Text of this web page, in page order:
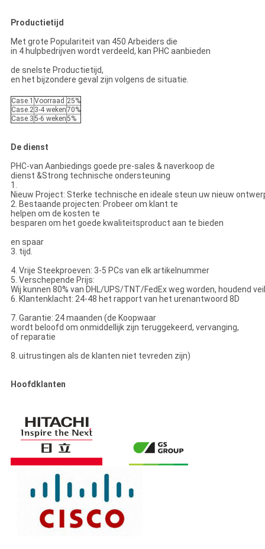
Productietijd
Met grote Populariteit van 450 Arbeiders die
in 4 hulpbedrijven wordt verdeeld, kan PHC aanbieden
de snelste Productietijd,
en het bijzondere geval zijn volgens de situatie.
Case.1 Voorraad 25%
Case.23-4 weken70%
Case.35-6 weken5%
De dienst
PHC-van Aanbiedings goede pre-sales & naverkoop de
dienst &Strong technische ondersteuning
1.
Nieuw Project: Sterke technische en ideale steun uw nieuw
2. Bestaande projecten: Probeer om klant te
helpen om de kosten te
besparen om het goede kwaliteitsproduct aan te bieden
en spaar
3. tijd.
4. Vrije Steekproeven: 3-5 PCs van elk artikelnummer
5. Verschepende Prijs:
Wij kunnen 80% van DHL/UPS/TNT/FedEx weg worden, houdend
6. Klantenklacht: 24-48 het rapport van het urenantwoord 8D
7. Garantie: 24 maanden (de Koopwaar
wordt beloofd om onmiddellijk zijn teruggekeerd, vervanging,
of reparatie
8. uitrustingen als de klanten niet tevreden zijn)
Hoofdklanten